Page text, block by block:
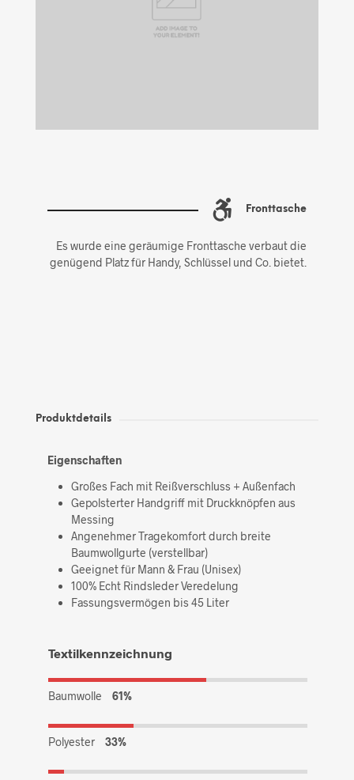
Fronttasche
Es wurde eine geräumige Fronttasche verbaut die
genügend Platz für Handy, Schlüssel und Co. bietet.
Produktdetails
Eigenschaften
Großes Fach mit Reißverschluss + Außenfach
Gepolsterter Handgriff mit Druckknöpfen aus
Messing
Angenehmer Tragekomfort durch breite
Baumwollgurte (verstellbar)
Geeignet für Mann & Frau (Unisex)
100% Echt Rindsleder Veredelung
Fassungsvermögen bis 45 Liter
Textilkennzeichnung
Baumwolle 61%
Polyester 33%